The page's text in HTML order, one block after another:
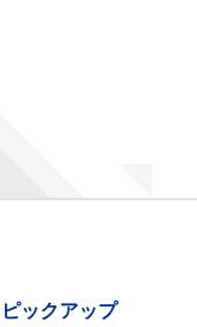
ピックアップ